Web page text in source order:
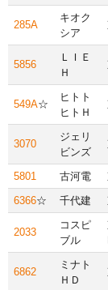
285A
キオク
シア
5856
ＬＩＥ
Ｈ
549A☆
ヒトト
ヒトＨ
3070
ジェリ
ビンズ
5801 古河電
6366☆ 千代建
2033
コスピ
ブル
6862
ミナト
ＨＤ